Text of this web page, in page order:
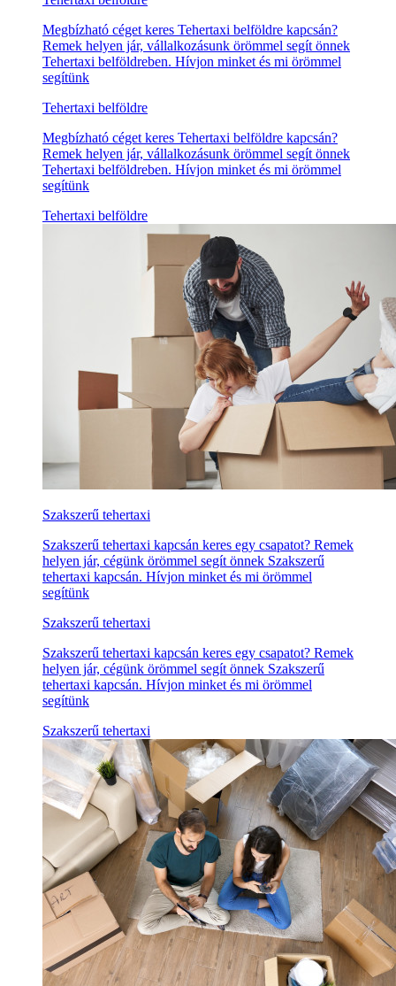
Megbízható céget keres Tehertaxi belföldre kapcsán?
Remek helyen jár, vállalkozásunk örömmel segít önnek
Tehertaxi belföldreben. Hívjon minket és mi örömmel
segítünk
Tehertaxi belföldre
Megbízható céget keres Tehertaxi belföldre kapcsán?
Remek helyen jár, vállalkozásunk örömmel segít önnek
Tehertaxi belföldreben. Hívjon minket és mi örömmel
segítünk
Tehertaxi belföldre
Szakszerű tehertaxi
Szakszerű tehertaxi kapcsán keres egy csapatot? Remek
helyen jár, cégünk örömmel segít önnek Szakszerű
tehertaxi kapcsán. Hívjon minket és mi örömmel
segítünk
Szakszerű tehertaxi
Szakszerű tehertaxi kapcsán keres egy csapatot? Remek
helyen jár, cégünk örömmel segít önnek Szakszerű
tehertaxi kapcsán. Hívjon minket és mi örömmel
segítünk
Szakszerű tehertaxi